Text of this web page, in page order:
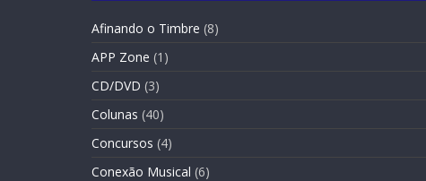
Afinando o Timbre (8)
APP Zone (1)
CD/DVD (3)
Colunas (40)
Concursos (4)
Conexão Musical (6)